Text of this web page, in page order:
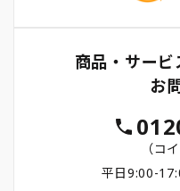
商品・サー
お
（コ
平日9:00-